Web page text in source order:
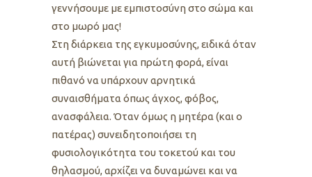
γεννήσουμε με εμπιστοσύνη στο σώμα και
στο μωρό μας!
Στη διάρκεια της εγκυμοσύνης, ειδικά όταν
αυτή βιώνεται για πρώτη φορά, είναι
πιθανό να υπάρχουν αρνητικά
συναισθήματα όπως άγχος, φόβος,
ανασφάλεια. Όταν όμως η μητέρα (και ο
πατέρας) συνειδητοποιήσει τη
φυσιολογικότητα του τοκετού και του
θηλασμού, αρχίζει να δυναμώνει και να